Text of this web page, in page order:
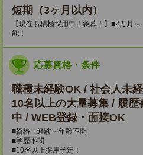
短期（3ヶ月以内）
【現在も積極採用中！急募！】■2カ月
能！
応募資格・条件
職種未経験OK / 社会人未
10名以上の大量募集 / 履
中 / WEB登録・面接OK
■資格・経験・年齢不問
■学歴不問
■10名以上採用予定！